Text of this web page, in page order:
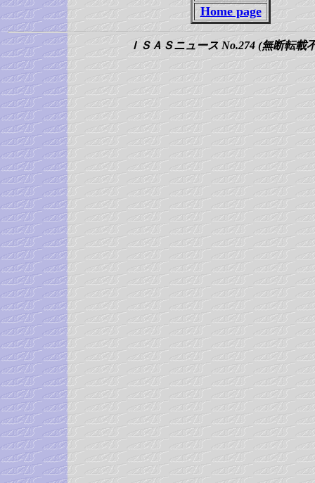
Home page
ＩＳＡＳニュース No.274 (無断転載